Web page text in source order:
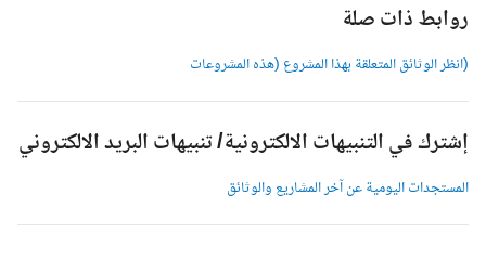
روابط ذات صلة
(انظر الوثائق المتعلقة بهذا المشروع (هذه المشروعات
إشترك في التنبيهات الالكترونية/ تنبيهات البريد الالكتروني
المستجدات اليومية عن آخر المشاريع والوثائق